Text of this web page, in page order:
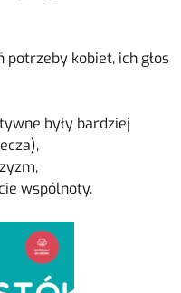
potrzeby kobiet, ich głos
były bardziej
wspólnoty.